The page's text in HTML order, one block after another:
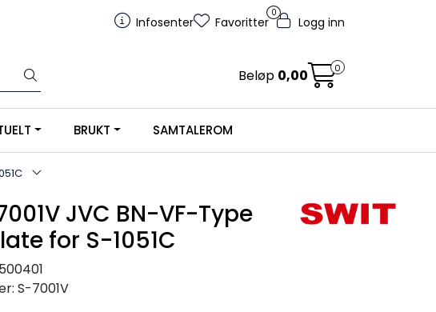
Infosenter
0
Favoritter Logg inn
Beløp 0,00 0
BRUKT SAMTALEROM
JVC BN-VF-Type
for S-1051C
500401
S-7001V